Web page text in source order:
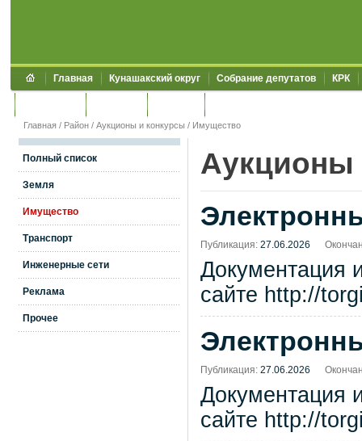
Главная Кунашакский округ Собрание депутатов КРК
Главная / Район / Аукционы и конкурсы / Имущество
Полный список
Земля
Имущество
Транспорт
Инженерные сети
Реклама
Прочее
Аукционы
Публикация: 27.06.2026
Документация
сайте http://
Публикация: 27.06.2026
Документация
сайте http://